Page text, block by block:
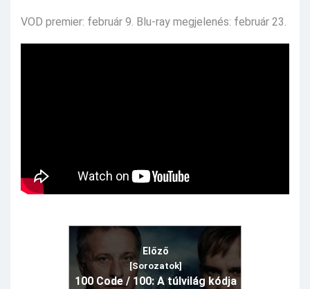
VOD premier: február 9. Blu-ray megjelenés: február 23.
Előző
[Sorozatok]
100 Code / 100: A túlvilág kódja